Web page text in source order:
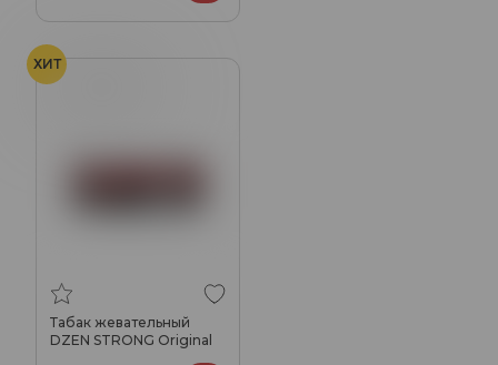
ХИТ
Оригинальный
Табак жевательный
DZEN STRONG Original